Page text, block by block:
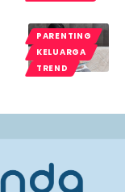
PARENTING
KELUARGA
TREND